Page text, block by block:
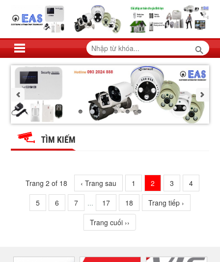
THUẬN
PHÁT
THUẬN
PHÁT
THUẬN
PHÁT
JSC
THUẬN
PHÁT
JSC
THUẬN
PHÁT
JSC
THUẬN
PHÁT
JSC TÌM KIẾM
Trang 2 of 18 ‹ Trang sau 1 2 3
4
5
6 7 ... 17 18
Trang tiếp ›
Trang cuối ››